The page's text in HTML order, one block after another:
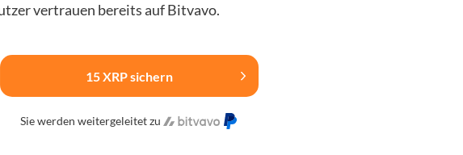
vertrauen bereits auf Bitvavo.
15 XRP sichern
Sie werden weitergeleitet zu